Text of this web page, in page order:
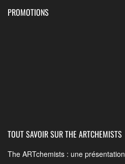
PROMOTIONS
TOUT SAVOIR SUR THE ARTCHEMISTS
The ARTchemists : une